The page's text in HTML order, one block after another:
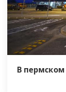
В пермском